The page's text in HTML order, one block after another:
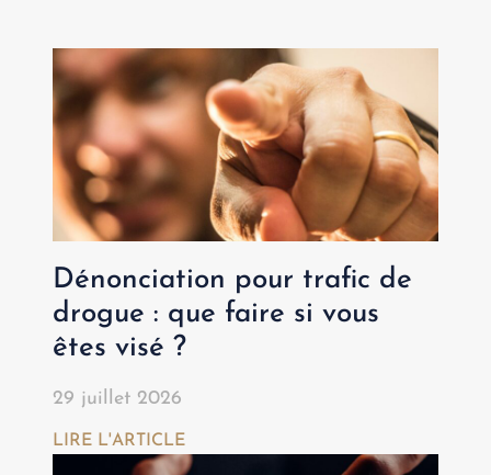
Dénonciation pour trafic de
drogue : que faire si vous
êtes visé ?
29 juillet 2026
LIRE L'ARTICLE